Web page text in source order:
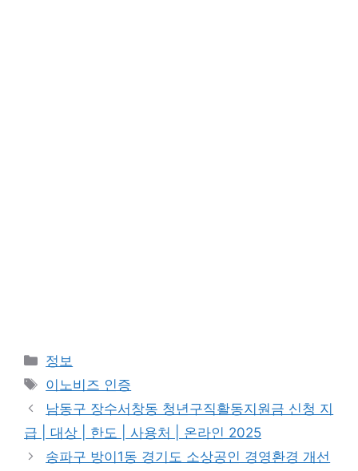
카
테
고
리
정보
태
그
이노비즈 인증
남동구 장수서창동 청년구직활동지원금 신청 지
급 | 대상 | 한도 | 사용처 | 온라인 2025
송파구 방이1동 경기도 소상공인 경영환경 개선